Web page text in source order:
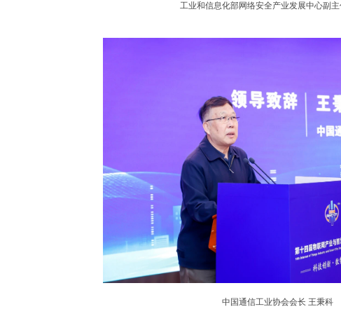
工业和信息化部网络安全产业发展中心副
中国通信工业协会会长 王秉科